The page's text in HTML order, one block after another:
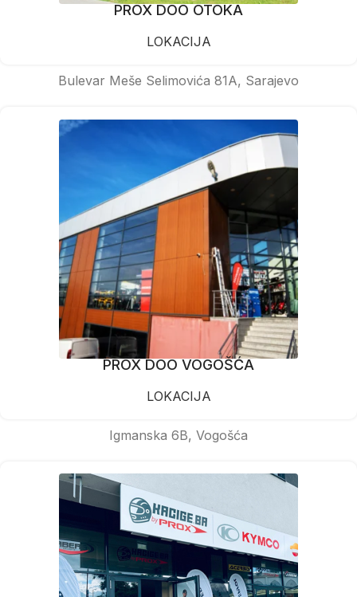
PROX DOO OTOKA
LOKACIJA
Bulevar Meše Selimovića 81A, Sarajevo
PROX DOO VOGOŠĆA
LOKACIJA
Igmanska 6B, Vogošća